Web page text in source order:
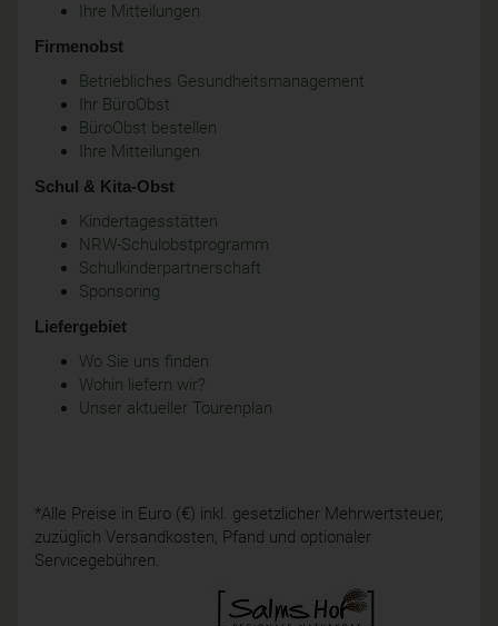
Ihre Mitteilungen
Firmenobst
Betriebliches Gesundheitsmanagement
Ihr BüroObst
BüroObst bestellen
Ihre Mitteilungen
Schul & Kita-Obst
Kindertagesstätten
NRW-Schulobstprogramm
Schulkinderpartnerschaft
Sponsoring
Liefergebiet
Wo Sie uns finden
Wohin liefern wir?
Unser aktueller Tourenplan
*Alle Preise in Euro (€) inkl. gesetzlicher Mehrwertsteuer,
zuzüglich Versandkosten, Pfand und optionaler
Servicegebühren.